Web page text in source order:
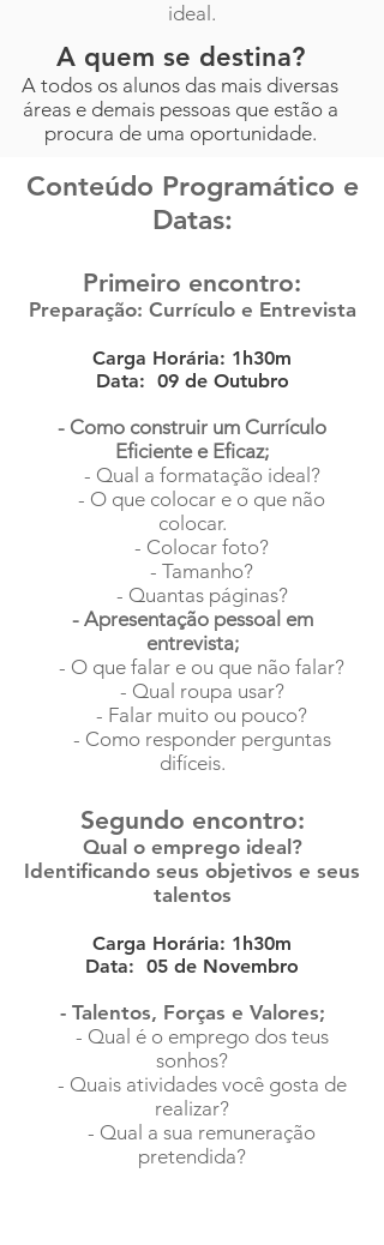
ideal.
A quem se destina?
A todos os alunos das mais diversas
áreas e demais pessoas que estão a
procura de uma oportunidade.
Conteúdo Programático e
Datas:
Primeiro encontro:
Preparação: Currículo e Entrevista
Carga Horária: 1h30m
Data: 09 de Outubro
- Como construir um Currículo
Eficiente e Eficaz;
- Qual a formatação ideal?
- O que colocar e o que não
colocar.
- Colocar foto?
- Tamanho?
- Quantas páginas?
- Apresentação pessoal em
entrevista;
- O que falar e ou que não falar?
- Qual roupa usar?
- Falar muito ou pouco?
- Como responder perguntas
difíceis.
Segundo encontro:
Qual o emprego ideal?
Identificando seus objetivos e seus
talentos
Carga Horária: 1h30m
Data: 05 de Novembro
- Talentos, Forças e Valores;
- Qual é o emprego dos teus
sonhos?
- Quais atividades você gosta de
realizar?
- Qual a sua remuneração
pretendida?